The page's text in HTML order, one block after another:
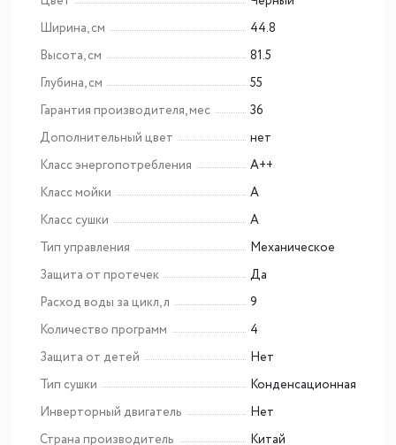
Ширина, см
44.8
Высота, см
81.5
Глубина, см
55
Гарантия производителя, мес
36
Дополнительный цвет
нет
Класс энергопотребления
A++
Класс мойки
A
Класс сушки
A
Тип управления
Механическое
Защита от протечек
Да
Расход воды за цикл, л
9
Количество программ
4
Защита от детей
Нет
Тип сушки
Конденсационная
Инверторный двигатель
Нет
Страна производитель
Китай